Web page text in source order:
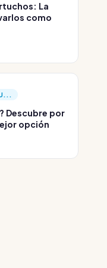
La
como
Descubre por
opción